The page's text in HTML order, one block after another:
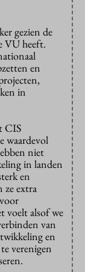
gezien de
VU heeft.
en
in
CIS
waardevol
niet
in landen
en
ze extra
voelt alsof we
van
en
verenigen